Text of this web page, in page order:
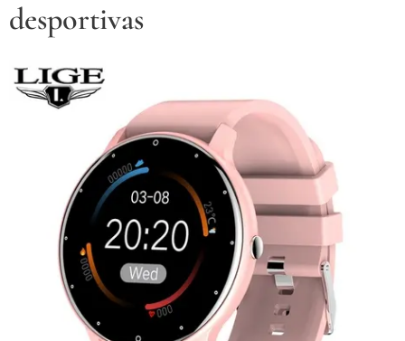
desportivas